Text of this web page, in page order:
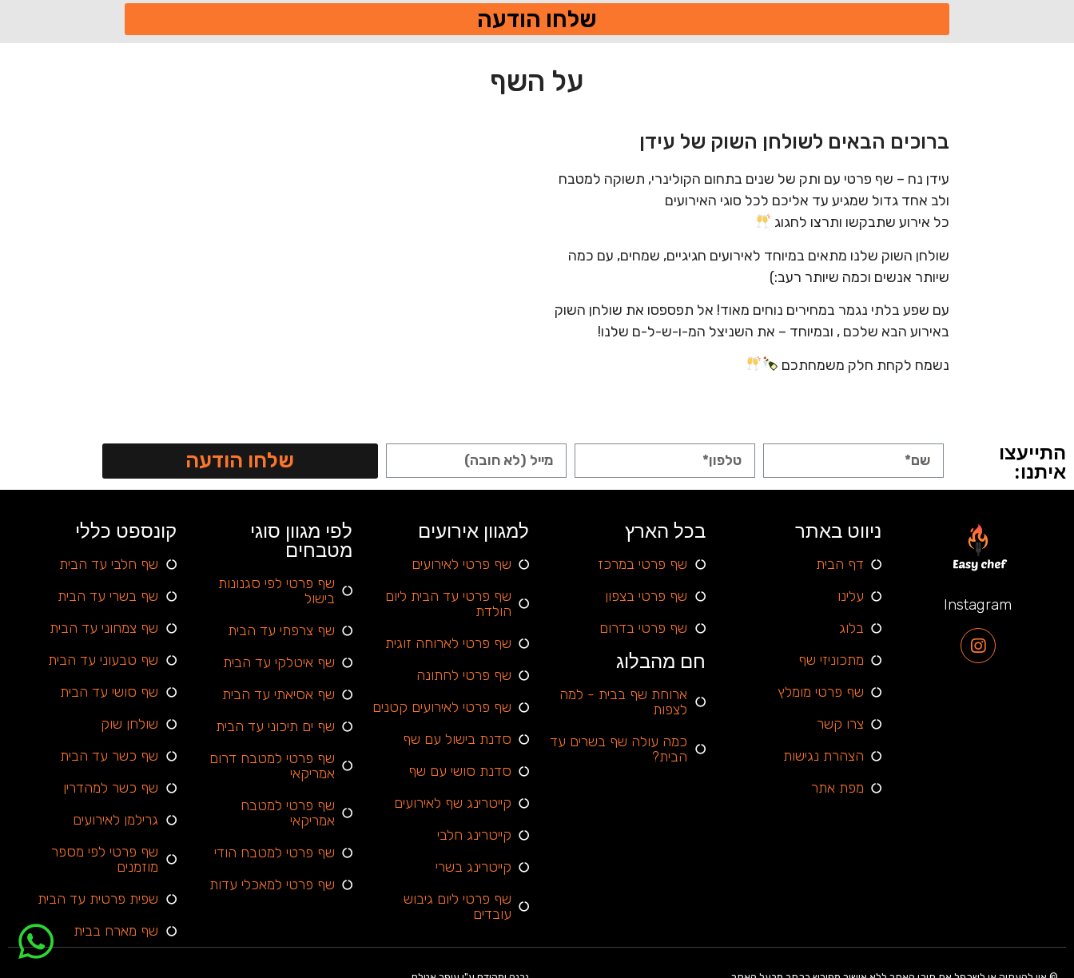
שלחו הודעה
על השף
ברוכים הבאים לשולחן השוק של עידן
עידן נח – שף פרטי עם ותק של שנים בתחום הקולינרי, תשוקה למטבח
ולב אחד גדול שמגיע עד אליכם לכל סוגי האירועים
כל אירוע שתבקשו ותרצו לחגוג
שולחן השוק שלנו מתאים במיוחד לאירועים חגיגיים, שמחים, עם כמה
שיותר אנשים וכמה שיותר רעב:)
עם שפע בלתי נגמר במחירים נוחים מאוד! אל תפספסו את שולחן השוק
באירוע הבא שלכם , ובמיוחד – את השניצל המ-ו-ש-ל-ם שלנו!
נשמח לקחת חלק משמחתכם
התייעצו
איתנו: שלחו הודעה
Instagram
ניווט באתר
דף הבית
עלינו
בלוג
מתכוניזי שף
שף פרטי מומלץ
צרו קשר
הצהרת נגישות
מפת אתר
בכל הארץ
שף פרטי במרכז
שף פרטי בצפון
שף פרטי בדרום
חם מהבלוג
ארוחת שף בבית - למה
לצפות
כמה עולה שף בשרים עד
הבית?
למגוון אירועים
שף פרטי לאירועים
שף פרטי עד הבית ליום
הולדת
שף פרטי לארוחה זוגית
שף פרטי לחתונה
שף פרטי לאירועים קטנים
סדנת בישול עם שף
סדנת סושי עם שף
קייטרינג שף לאירועים
קייטרינג חלבי
קייטרינג בשרי
שף פרטי ליום גיבוש
עובדים
לפי מגוון סוגי
מטבחים
שף פרטי לפי סגנונות
בישול
שף צרפתי עד הבית
שף איטלקי עד הבית
שף אסיאתי עד הבית
שף ים תיכוני עד הבית
שף פרטי למטבח דרום
אמריקאי
שף פרטי למטבח
אמריקאי
שף פרטי למטבח הודי
שף פרטי למאכלי עדות
קונספט כללי
שף חלבי עד הבית
שף בשרי עד הבית
שף צמחוני עד הבית
שף טבעוני עד הבית
שף סושי עד הבית
שולחן שוק
שף כשר עד הבית
שף כשר למהדרין
גרילמן לאירועים
שף פרטי לפי מספר
מוזמנים
שפית פרטית עד הבית
שף מארח בבית